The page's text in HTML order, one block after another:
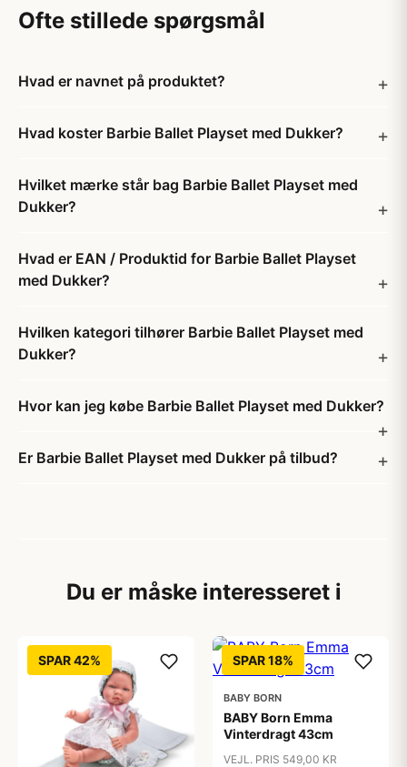
Ofte stillede spørgsmål
Hvad er navnet på produktet?
Hvad koster Barbie Ballet Playset med Dukker?
Hvilket mærke står bag Barbie Ballet Playset med
Dukker?
Hvad er EAN / Produktid for Barbie Ballet Playset
med Dukker?
Hvilken kategori tilhører Barbie Ballet Playset med
Dukker?
Hvor kan jeg købe Barbie Ballet Playset med Dukker?
Er Barbie Ballet Playset med Dukker på tilbud?
Du er måske interesseret i
SPAR 42% SPAR 18%
BABY BORN
BABY Born Emma
Vinterdragt 43cm
VEJL. PRIS 549,00 KR